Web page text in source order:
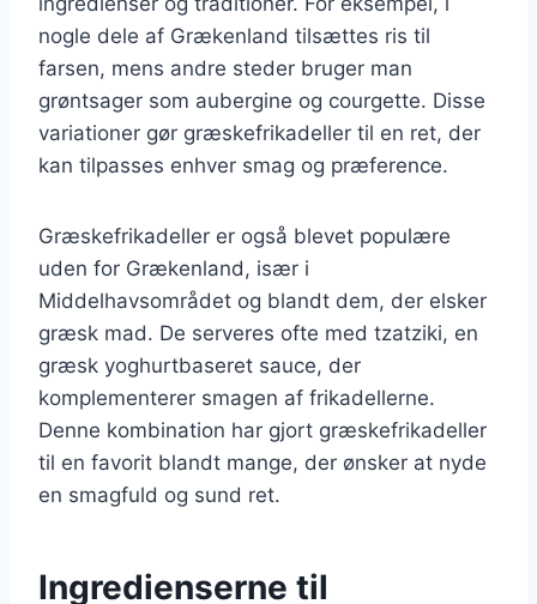
nogle dele af Grækenland tilsættes ris til
farsen, mens andre steder bruger man
grøntsager som aubergine og courgette. Disse
variationer gør græskefrikadeller til en ret, der
kan tilpasses enhver smag og præference.
Græskefrikadeller er også blevet populære
uden for Grækenland, især i
Middelhavsområdet og blandt dem, der elsker
græsk mad. De serveres ofte med tzatziki, en
græsk yoghurtbaseret sauce, der
komplementerer smagen af frikadellerne.
Denne kombination har gjort græskefrikadeller
til en favorit blandt mange, der ønsker at nyde
en smagfuld og sund ret.
Ingredienserne til